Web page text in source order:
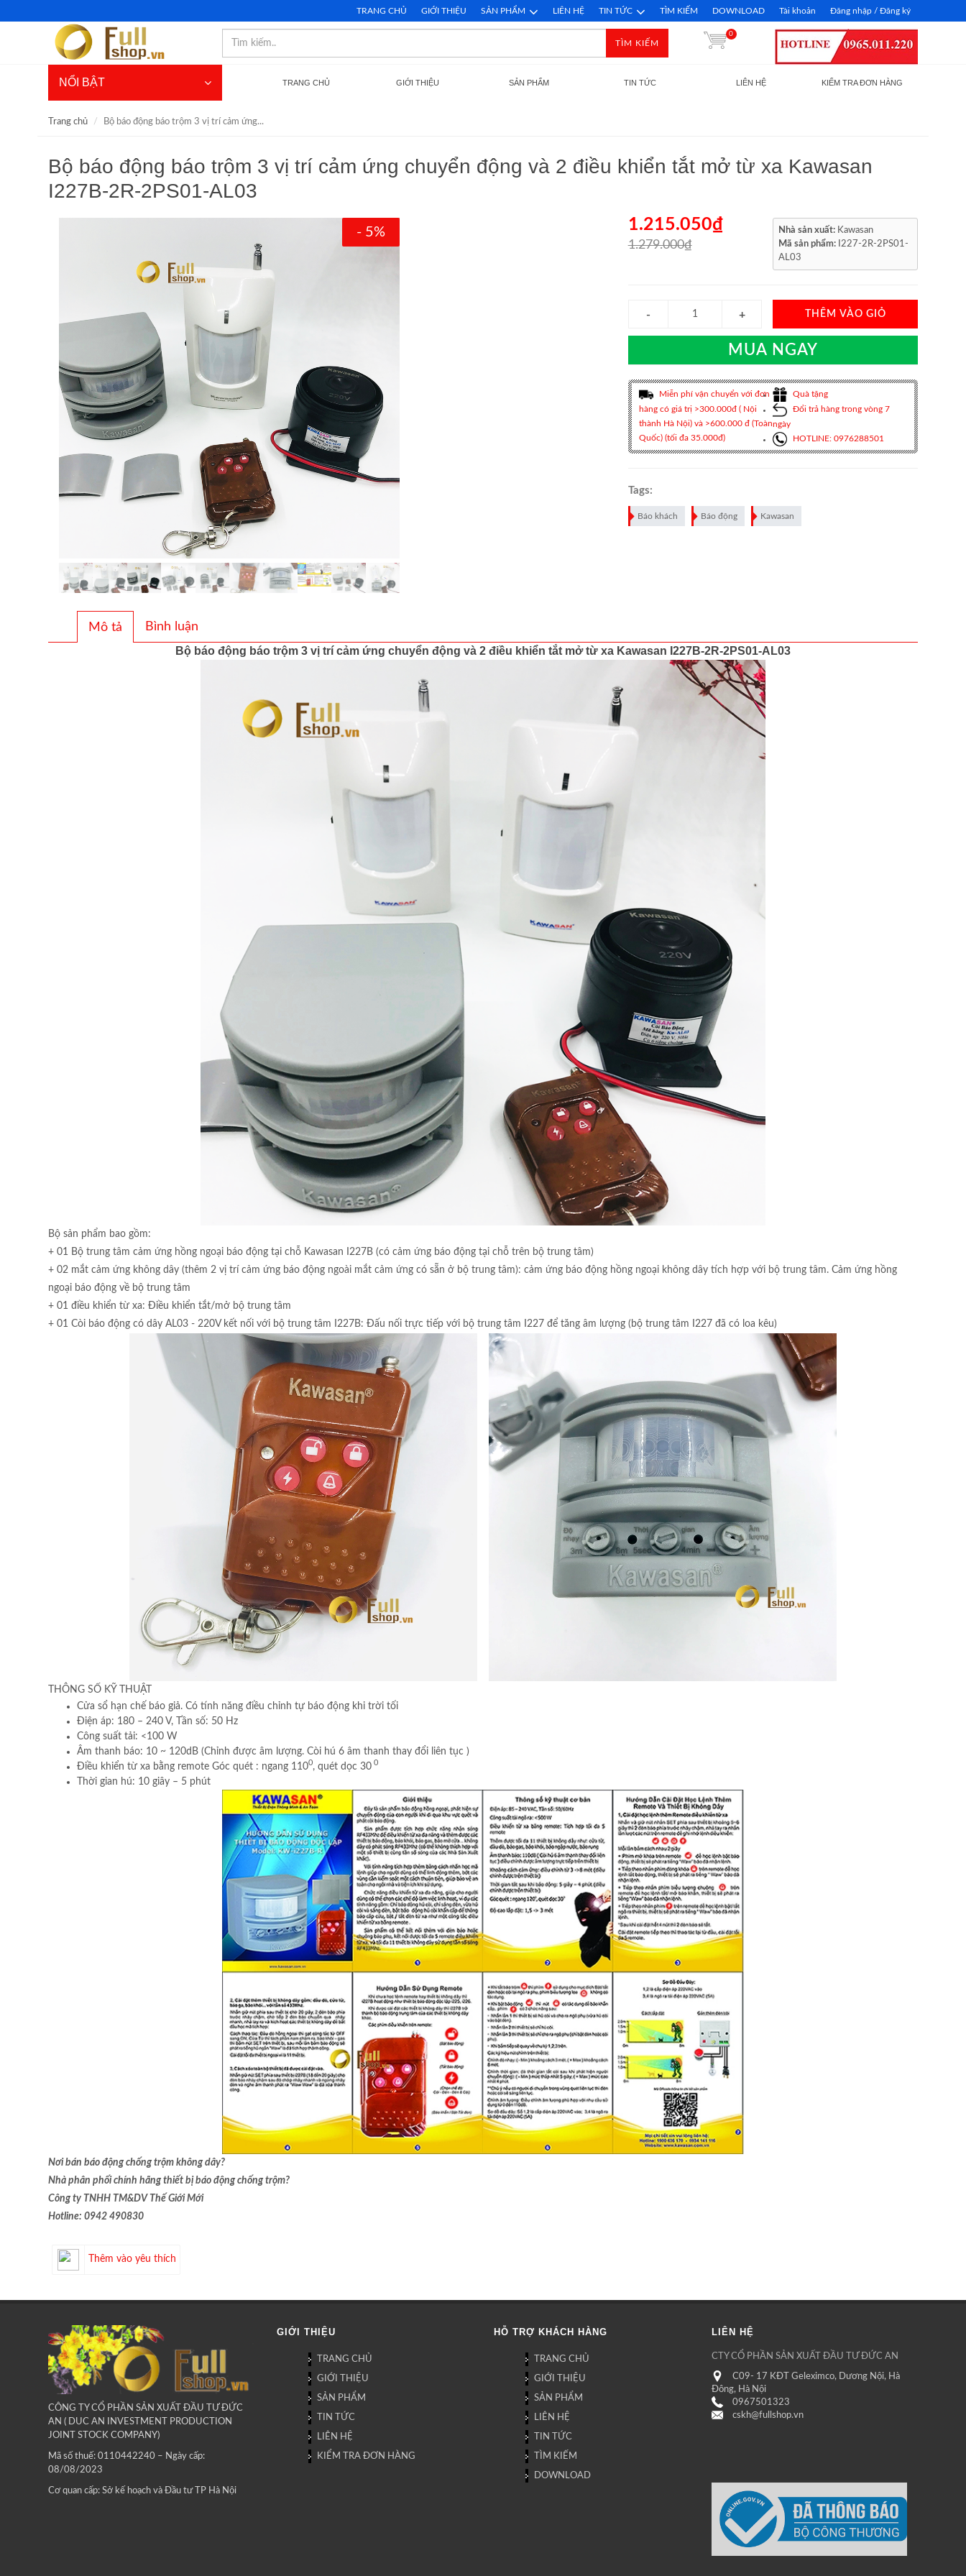
TRANG CHỦ GIỚI THIỆU SẢN PHẨM LIÊN HỆ TIN TỨC TÌM KIẾM DOWNLOAD Tài khoản Đăng nhập / Đăng ký
TÌM KIẾM
0
NỔI BẬT TRANG CHỦ GIỚI THIỆU SẢN PHẨM TIN TỨC LIÊN HỆ KIỂM TRA ĐƠN HÀNG
Trang chủ Bộ báo động báo trộm 3 vị trí cảm ứng...
Bộ báo động báo trộm 3 vị trí cảm ứng chuyển động và 2 điều khiển tắt mở từ xa Kawasan
I227B-2R-2PS01-AL03
- 5% 1.215.050₫
1.279.000₫
Nhà sản xuất: Kawasan
Mã sản phẩm: I227-2R-2PS01-
AL03
THÊM VÀO GIỎ
MUA NGAY
Miễn phí vận chuyển với đơn
hàng có giá trị >300.000đ ( Nội
thành Hà Nội) và >600.000 đ (Toàn
Quốc) (tối đa 35.000đ)
Quà tặng
Đổi trả hàng trong vòng 7
ngày
HOTLINE: 0976288501
Tags:
Báo khách Báo động Kawasan
Mô tả Bình luận
Bộ báo động báo trộm 3 vị trí cảm ứng chuyển động và 2 điều khiển tắt mở từ xa Kawasan I227B-2R-2PS01-AL03
Bộ sản phẩm bao gồm:
+ 01 Bộ trung tâm cảm ứng hồng ngoại báo động tại chỗ Kawasan I227B (có cảm ứng báo động tại chỗ trên bộ trung tâm)
+ 02 mắt cảm ứng không dây (thêm 2 vị trí cảm ứng báo động ngoài mắt cảm ứng có sẵn ở bộ trung tâm): cảm ứng báo động hồng ngoại không dây tích hợp với bộ trung tâm. Cảm ứng hồng
ngoại báo động về bộ trung tâm
+ 01 điều khiển từ xa: Điều khiển tắt/mở bộ trung tâm
+ 01 Còi báo động có dây AL03 - 220V kết nối với bộ trung tâm I227B: Đấu nối trực tiếp với bộ trung tâm I227 để tăng âm lượng (bộ trung tâm I227 đã có loa kêu)
THÔNG SỐ KỸ THUẬT
Cửa sổ hạn chế báo giả. Có tính năng điều chỉnh tự báo động khi trời tối
Điện áp: 180 – 240 V, Tần số: 50 Hz
Công suất tải: <100 W
Âm thanh báo: 10 ~ 120dB (Chỉnh được âm lượng. Còi hú 6 âm thanh thay đổi liên tục )
Điều khiển từ xa bằng remote Góc quét : ngang 1100, quét dọc 30 0
Thời gian hú: 10 giây – 5 phút
Nơi bán báo động chống trộm không dây?
Nhà phân phối chính hãng thiết bị báo động chống trộm?
Công ty TNHH TM&DV Thế Giới Mới
Hotline: 0942 490830
Thêm vào yêu thích
CÔNG TY CỔ PHẦN SẢN XUẤT ĐẦU TƯ ĐỨC
AN ( DUC AN INVESTMENT PRODUCTION
JOINT STOCK COMPANY)
Mã số thuế: 0110442240 – Ngày cấp:
08/08/2023
Cơ quan cấp: Sở kế hoạch và Đầu tư TP Hà Nội
GIỚI THIỆU
TRANG CHỦ
GIỚI THIỆU
SẢN PHẨM
TIN TỨC
LIÊN HỆ
KIỂM TRA ĐƠN HÀNG
HỖ TRỢ KHÁCH HÀNG
TRANG CHỦ
GIỚI THIỆU
SẢN PHẨM
LIÊN HỆ
TIN TỨC
TÌM KIẾM
DOWNLOAD
LIÊN HỆ
CTY CỔ PHẦN SẢN XUẤT ĐẦU TƯ ĐỨC AN
C09- 17 KĐT Geleximco, Dương Nội, Hà
Đông, Hà Nội
0967501323
cskh@fullshop.vn